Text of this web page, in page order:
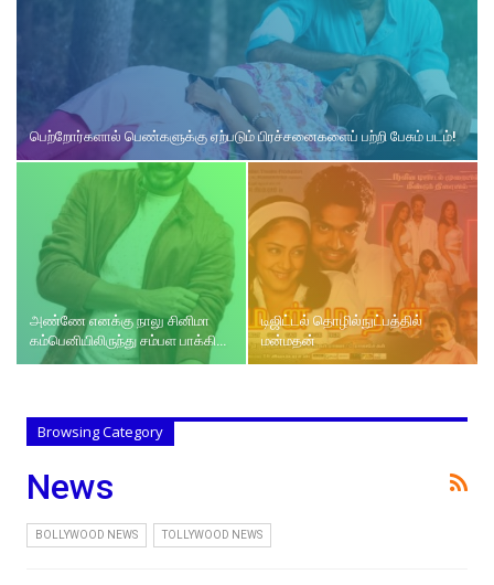
பெற்றோர்களால் பெண்களுக்கு ஏற்படும் பிரச்சனைகளைப் பற்றி பேசும் படம்!
அண்ணே எனக்கு நாலு சினிமா
கம்பெனியிலிருந்து சம்பள பாக்கி…
டிஜிட்டல் தொழில்நுட்பத்தில்
மன்மதன்
Browsing Category
News
BOLLYWOOD NEWS TOLLYWOOD NEWS